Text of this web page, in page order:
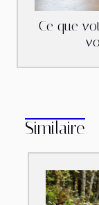
Ce que
Similaire